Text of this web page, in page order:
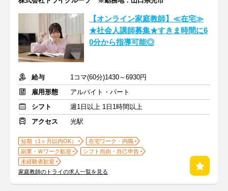
【オンライン家庭教師】≪在宅≫
★社会人講師募集★すきま時間に6
0分から指導可能◎
給与
1コマ(60分)1430～6930円
雇用形態
アルバイト・パート
シフト
週1日以上 1日1時間以上
アクセス
光駅
短期（1ヶ月以内OK）
在宅ワーク・内職
副業・Ｗワーク歓迎
シフト自由・自己申告
未経験者歓迎
家庭教師のトライの求人一覧を見る